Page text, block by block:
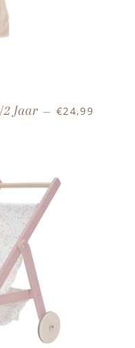
Jaar — NORMALE
€24,99